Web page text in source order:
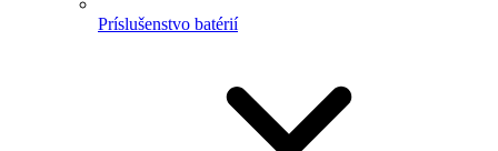
Príslušenstvo batérií